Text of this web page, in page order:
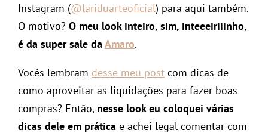
Instagram (@lariduarteoficial) para aqui também.
O motivo? O meu look inteiro, sim, inteeeiriiinho,
é da super sale da Amaro.
Vocês lembram desse meu post com dicas de
como aproveitar as liquidações para fazer boas
compras? Então, nesse look eu coloquei várias
dicas dele em prática e achei legal comentar com